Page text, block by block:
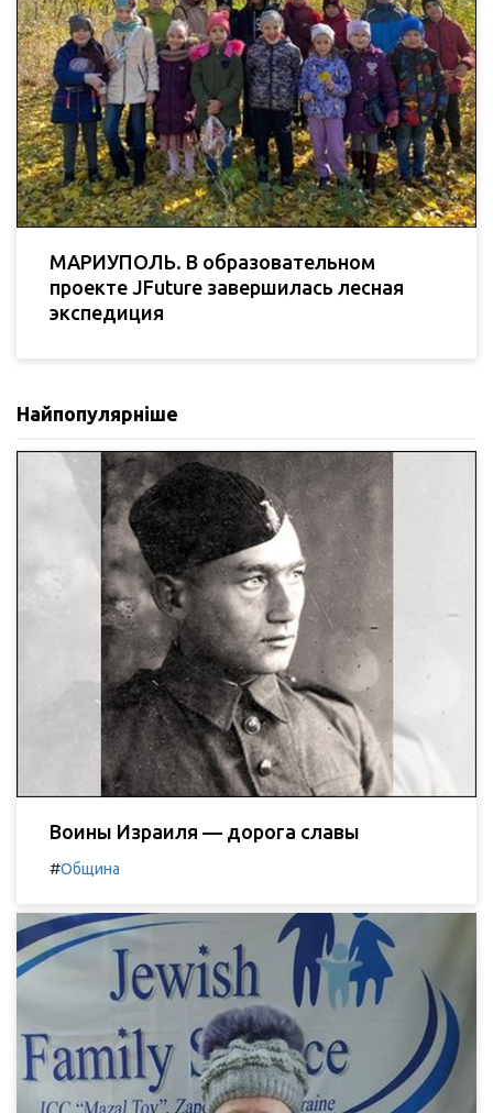
МАРИУПОЛЬ. В образовательном
проекте JFuture завершилась лесная
экспедиция
Найпопулярніше
Воины Израиля — дорога славы
#Община